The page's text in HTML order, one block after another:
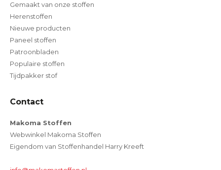
Gemaakt van onze stoffen
Herenstoffen
Nieuwe producten
Paneel stoffen
Patroonbladen
Populaire stoffen
Tijdpakker stof
Contact
Makoma Stoffen
Webwinkel Makoma Stoffen
Eigendom van Stoffenhandel Harry Kreeft